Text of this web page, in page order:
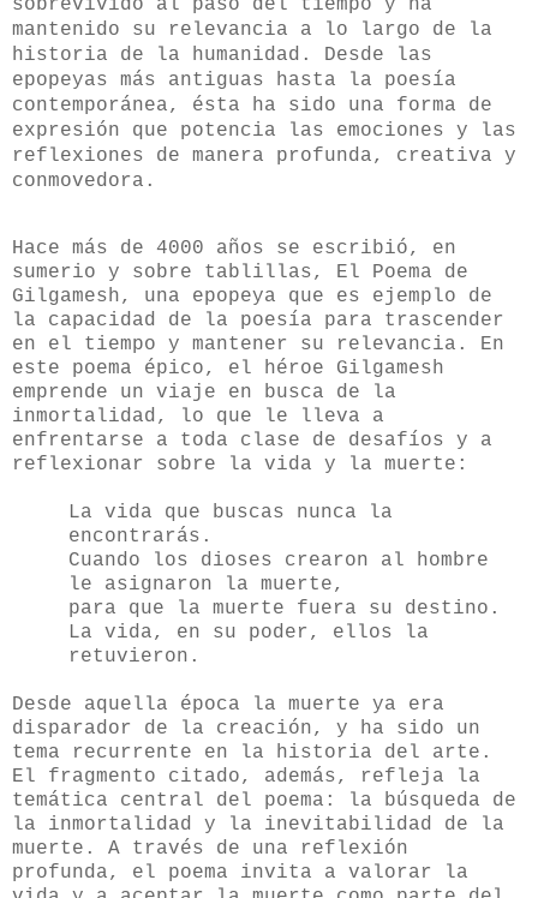
sobrevivido al paso del tiempo y ha
mantenido su relevancia a lo largo de la
historia de la humanidad. Desde las
epopeyas más antiguas hasta la poesía
contemporánea, ésta ha sido una forma de
expresión que potencia las emociones y las
reflexiones de manera profunda, creativa y
conmovedora.
Hace más de 4000 años se escribió, en
sumerio y sobre tablillas, El Poema de
Gilgamesh, una epopeya que es ejemplo de
la capacidad de la poesía para trascender
en el tiempo y mantener su relevancia. En
este poema épico, el héroe Gilgamesh
emprende un viaje en busca de la
inmortalidad, lo que le lleva a
enfrentarse a toda clase de desafíos y a
reflexionar sobre la vida y la muerte:
La vida que buscas nunca la
encontrarás.
Cuando los dioses crearon al hombre
le asignaron la muerte,
para que la muerte fuera su destino.
La vida, en su poder, ellos la
retuvieron.
Desde aquella época la muerte ya era
disparador de la creación, y ha sido un
tema recurrente en la historia del arte.
El fragmento citado, además, refleja la
temática central del poema: la búsqueda de
la inmortalidad y la inevitabilidad de la
muerte. A través de una reflexión
profunda, el poema invita a valorar la